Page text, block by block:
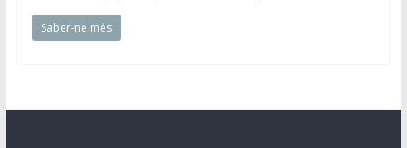
Saber-ne més